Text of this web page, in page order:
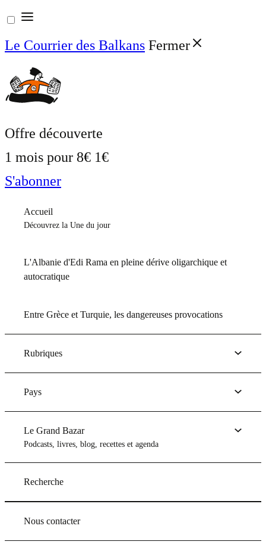
Aller
au
contenu
Le Courrier des Balkans Fermer
Offre découverte
1 mois pour 8€ 1€
S'abonner
Accueil
Découvrez la Une du jour
L'Albanie d'Edi Rama en pleine dérive oligarchique et
autocratique
Entre Grèce et Turquie, les dangereuses provocations
Rubriques
Pays
Le Grand Bazar
Podcasts, livres, blog, recettes et agenda
Recherche
Nous contacter